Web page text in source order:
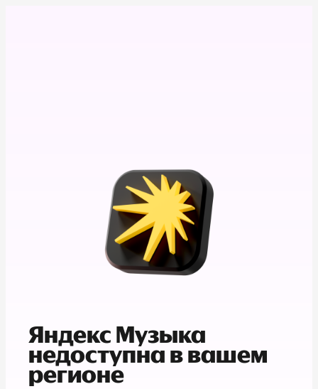
Яндекс Музыка
недоступна в вашем
регионе